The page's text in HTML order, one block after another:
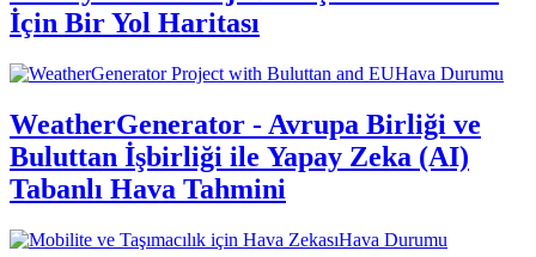
İçin Bir Yol Haritası
Hava Durumu
WeatherGenerator - Avrupa Birliği ve
Buluttan İşbirliği ile Yapay Zeka (AI)
Tabanlı Hava Tahmini
Hava Durumu